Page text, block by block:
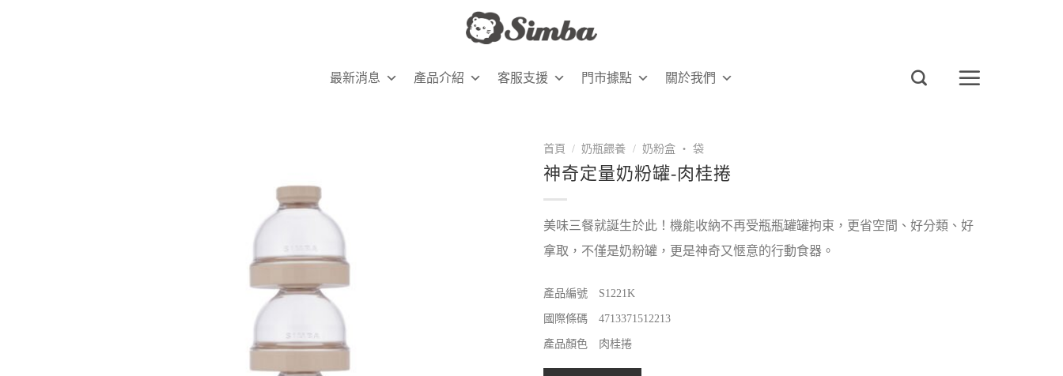
最新消息 產品介紹 客服支援 門市據點 關於我們
首頁 / 奶瓶餵養 / 奶粉盒 ‧ 袋
神奇定量奶粉罐-肉桂捲
美味三餐就誕生於此！機能收納不再受瓶瓶罐罐拘束，更省空間、好分類、好
拿取，不僅是奶粉罐，更是神奇又愜意的行動食器。
產品編號 S1221K
國際條碼 4713371512213
產品顏色 肉桂捲